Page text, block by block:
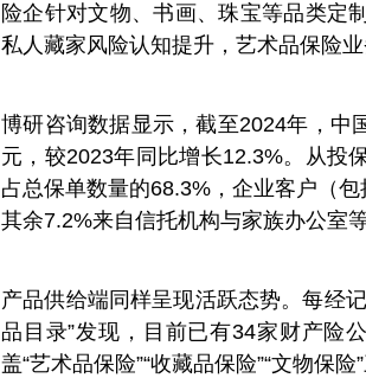
险企针对文物、书画、珠宝等品类定
私人藏家风险认知提升，艺术品保险
博研咨询数据显示，截至2024年，中
元，较2023年同比增长12.3%。从投
占总保单数量的68.3%，企业客户（
其余7.2%来自信托机构与家族办公室
产品供给端同样呈现活跃态势。每经
品目录”发现，目前已有34家财产险
盖“艺术品保险”“收藏品保险”“文物保险